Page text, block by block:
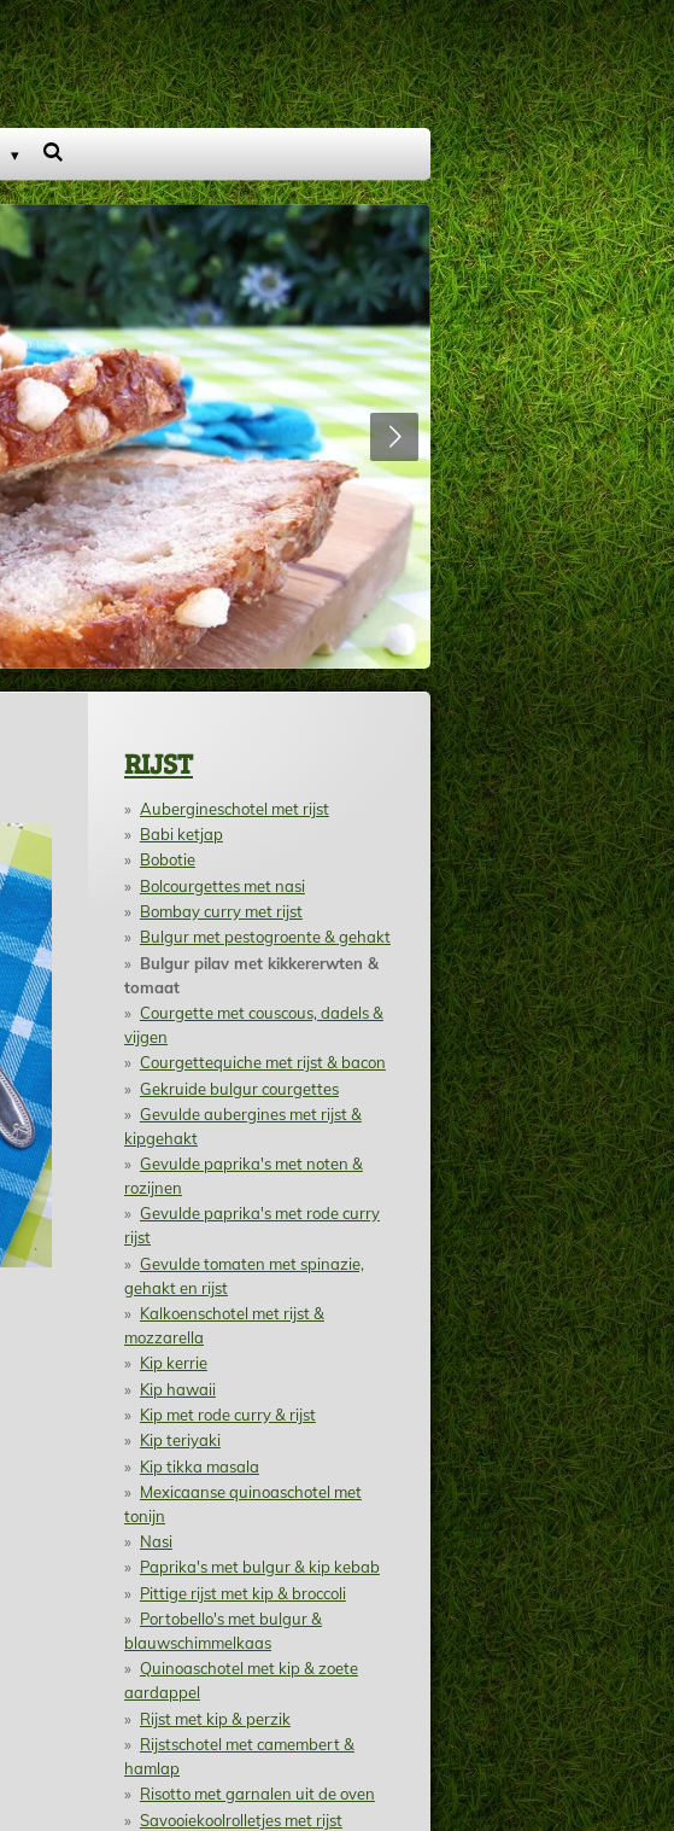
RIJST
Aubergineschotel met rijst
Babi ketjap
Bobotie
Bolcourgettes met nasi
Bombay curry met rijst
Bulgur met pestogroente & gehakt
Bulgur pilav met kikkererwten &
tomaat
Courgette met couscous, dadels &
vijgen
Courgettequiche met rijst & bacon
Gekruide bulgur courgettes
Gevulde aubergines met rijst &
kipgehakt
Gevulde paprika's met noten &
rozijnen
Gevulde paprika's met rode curry
rijst
Gevulde tomaten met spinazie,
gehakt en rijst
Kalkoenschotel met rijst &
mozzarella
Kip kerrie
Kip hawaii
Kip met rode curry & rijst
Kip teriyaki
Kip tikka masala
Mexicaanse quinoaschotel met
tonijn
Nasi
Paprika's met bulgur & kip kebab
Pittige rijst met kip & broccoli
Portobello's met bulgur &
blauwschimmelkaas
Quinoaschotel met kip & zoete
aardappel
Rijst met kip & perzik
Rijstschotel met camembert &
hamlap
Risotto met garnalen uit de oven
Savooiekoolrolletjes met rijst